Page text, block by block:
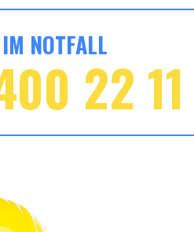
NOTFALL
22 11